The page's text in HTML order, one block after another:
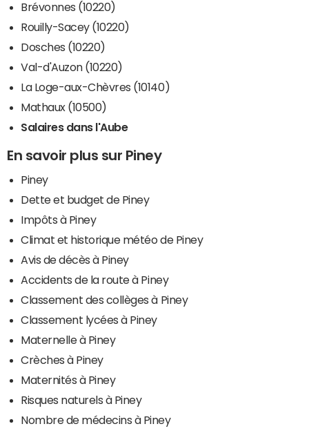
Brévonnes (10220)
Rouilly-Sacey (10220)
Dosches (10220)
Val-d'Auzon (10220)
La Loge-aux-Chèvres (10140)
Mathaux (10500)
Salaires dans l'Aube
En savoir plus sur Piney
Piney
Dette et budget de Piney
Impôts à Piney
Climat et historique météo de Piney
Avis de décès à Piney
Accidents de la route à Piney
Classement des collèges à Piney
Classement lycées à Piney
Maternelle à Piney
Crèches à Piney
Maternités à Piney
Risques naturels à Piney
Nombre de médecins à Piney